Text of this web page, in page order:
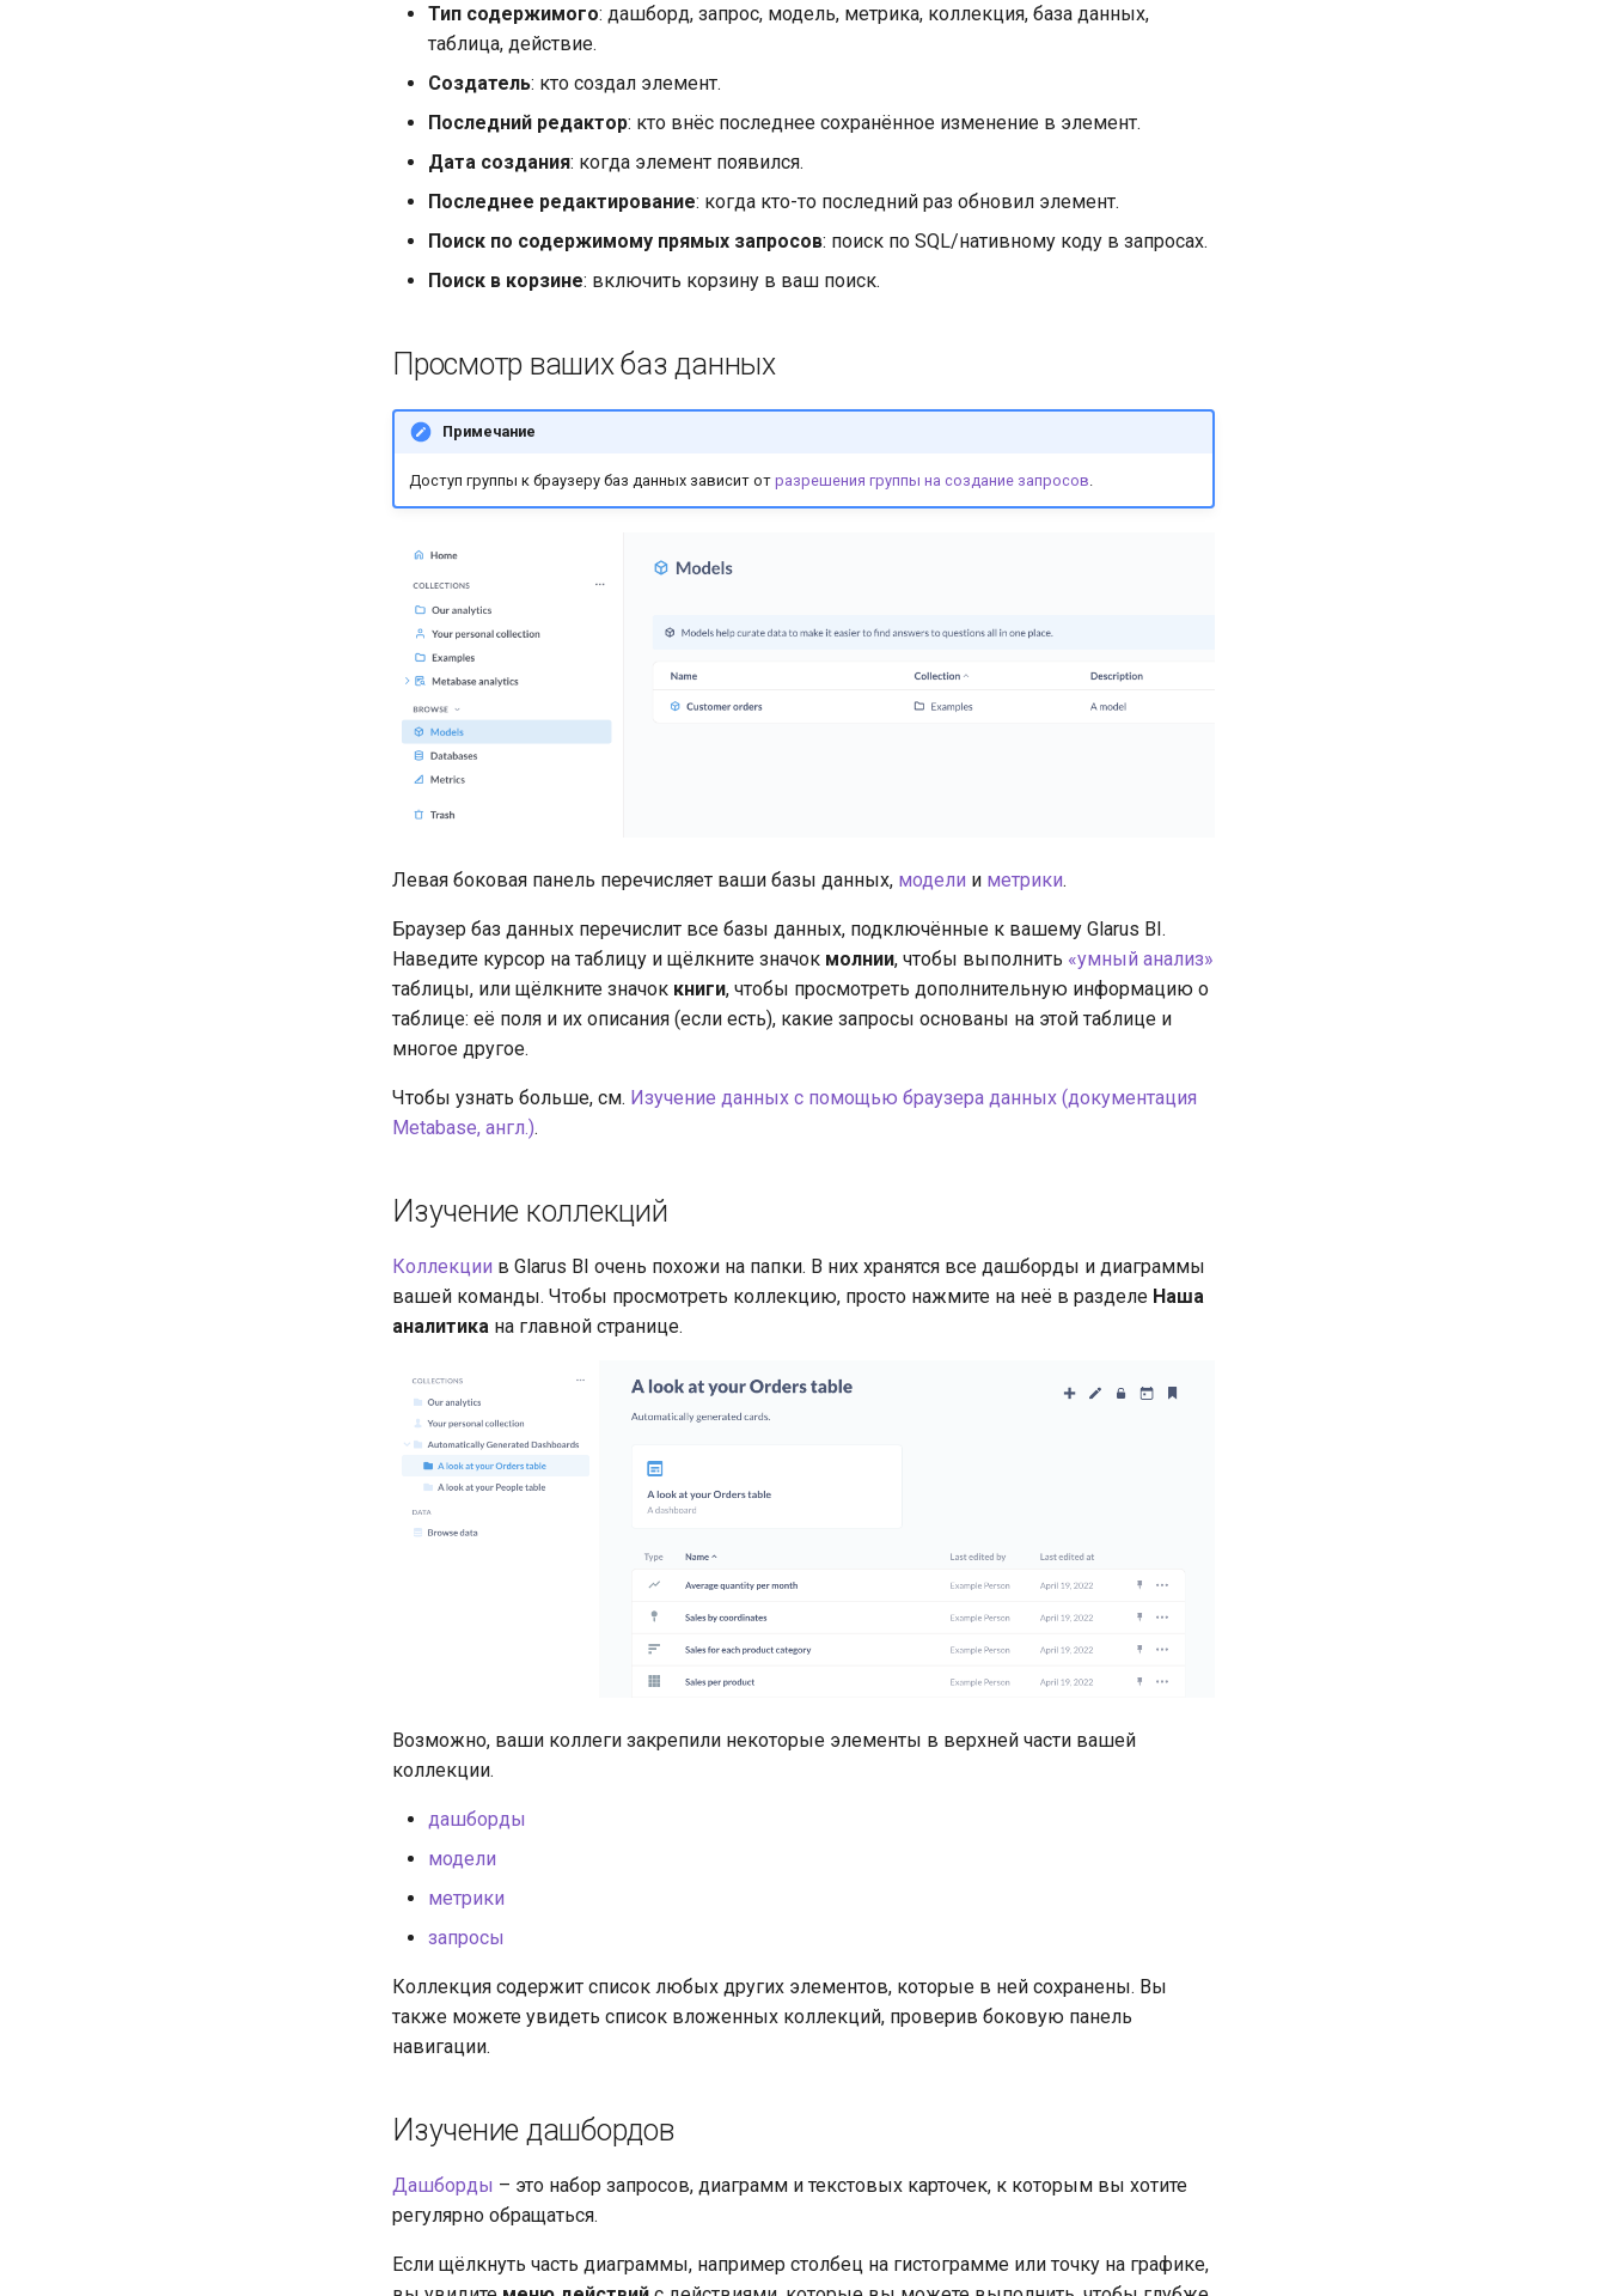
Тип содержимого: дашборд, запрос, модель, метрика, коллекция, база данных,
таблица, действие.
Создатель: кто создал элемент.
Последний редактор: кто внёс последнее сохранённое изменение в элемент.
Дата создания: когда элемент появился.
Последнее редактирование: когда кто-то последний раз обновил элемент.
Поиск по содержимому прямых запросов: поиск по SQL/нативному коду в запросах.
Поиск в корзине: включить корзину в ваш поиск.
Просмотр ваших баз данных
Примечание
Доступ группы к браузеру баз данных зависит от разрешения группы на создание запросов
Левая боковая панель перечисляет ваши базы данных, модели и метрики.
Браузер баз данных перечислит все базы данных, подключённые к вашему Glarus BI.
Наведите курсор на таблицу и щёлкните значок молнии, чтобы выполнить «умный анализ»
таблицы, или щёлкните значок книги, чтобы просмотреть дополнительную информацию о
таблице: её поля и их описания (если есть), какие запросы основаны на этой таблице и
многое другое.
Чтобы узнать больше, см. Изучение данных с помощью браузера данных (документация
Metabase, англ.).
Изучение коллекций
Коллекции в Glarus BI очень похожи на папки. В них хранятся все дашборды и диаграммы
вашей команды. Чтобы просмотреть коллекцию, просто нажмите на неё в разделе Наша
аналитика на главной странице.
Возможно, ваши коллеги закрепили некоторые элементы в верхней части вашей
коллекции.
дашборды
модели
метрики
запросы
Коллекция содержит список любых других элементов, которые в ней сохранены. Вы
также можете увидеть список вложенных коллекций, проверив боковую панель
навигации.
Изучение дашбордов
Дашборды – это набор запросов, диаграмм и текстовых карточек, к которым вы хотите
регулярно обращаться.
Если щёлкнуть часть диаграммы, например столбец на гистограмме или точку на графике,